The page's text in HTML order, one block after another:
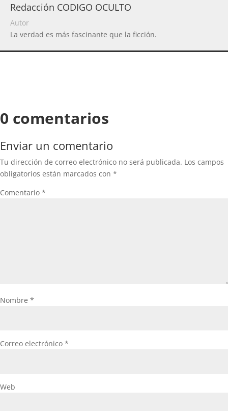
Redacción CODIGO OCULTO
Autor
La verdad es más fascinante que la ficción.
0 comentarios
Enviar un comentario
Tu dirección de correo electrónico no será publicada. Los campos
obligatorios están marcados con *
Comentario *
Nombre *
Correo electrónico *
Web